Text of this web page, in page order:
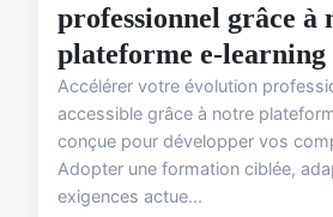
professionnel grâce à
plateforme e-learning
Accélérer votre évolution
accessible grâce à notre
conçue pour développer vos
Adopter une formation ciblée,
exigences actue...